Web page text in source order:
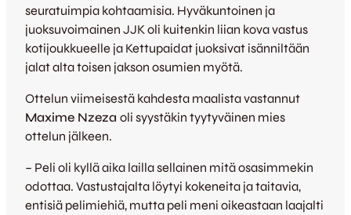
seuratuimpia kohtaamisia. Hyväkuntoinen ja
juoksuvoimainen JJK oli kuitenkin liian kova vastus
kotijoukkueelle ja Kettupaidat juoksivat isänniltään
jalat alta toisen jakson osumien myötä.
Ottelun viimeisestä kahdesta maalista vastannut
Maxime Nzeza oli syystäkin tyytyväinen mies
ottelun jälkeen.
– Peli oli kyllä aika lailla sellainen mitä osasimmekin
odottaa. Vastustajalta löytyi kokeneita ja taitavia,
entisiä pelimiehiä, mutta peli meni oikeastaan laajalti